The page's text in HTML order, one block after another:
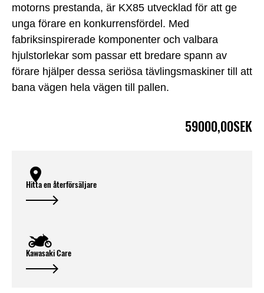
motorns prestanda, är KX85 utvecklad för att ge
unga förare en konkurrensfördel. Med
fabriksinspirerade komponenter och valbara
hjulstorlekar som passar ett bredare spann av
förare hjälper dessa seriösa tävlingsmaskiner till att
bana vägen hela vägen till pallen.
59000,00SEK
Hitta en återförsäljare
Kawasaki Care